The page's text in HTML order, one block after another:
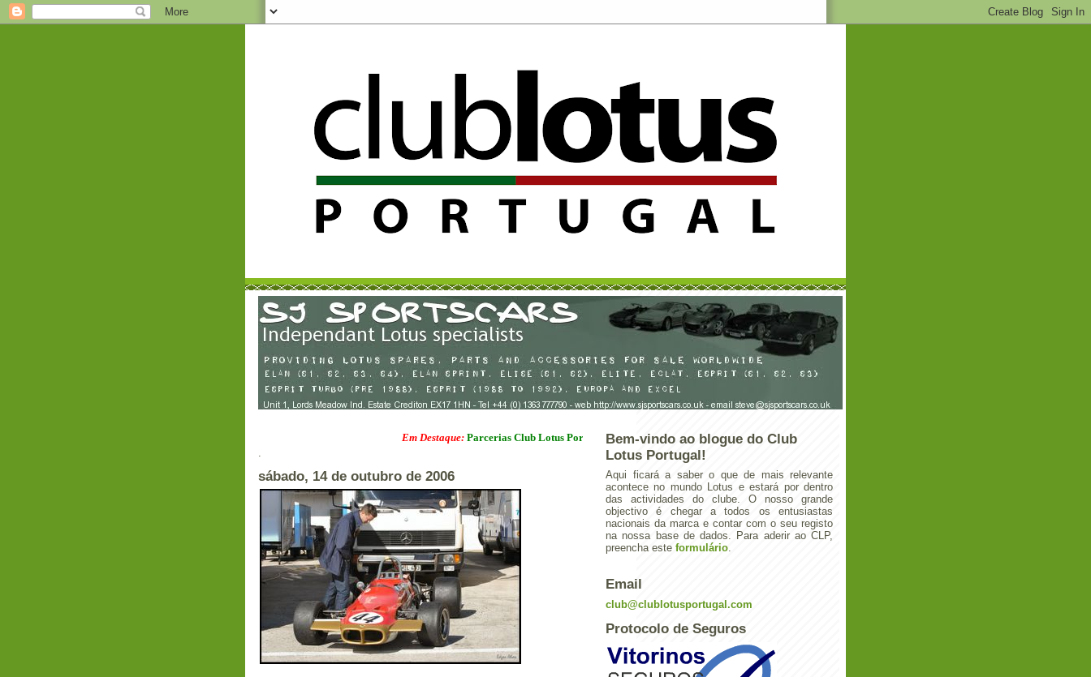
Em Destaque:Parcerias Club Lotus Portugal
sábado, 14 de outubro de 2006
Bem-vindo ao blogue do Club
Lotus Portugal!
Aqui ficará a saber o que de mais relevante
acontece no mundo Lotus e estará por dentro
das actividades do clube. O nosso grande
objectivo é chegar a todos os entusiastas
nacionais da marca e contar com o seu registo
na nossa base de dados. Para aderir ao CLP,
preencha este formulário.
Email
club@clublotusportugal.com
Protocolo de Seguros